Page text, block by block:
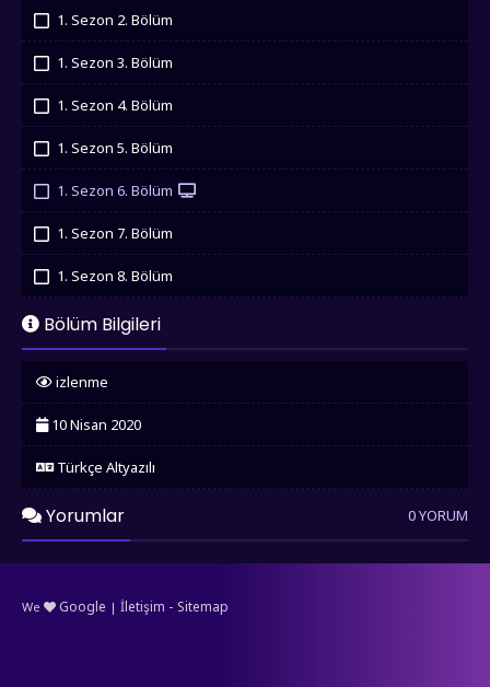
1. Sezon 2. Bölüm
1. Sezon 3. Bölüm
1. Sezon 4. Bölüm
1. Sezon 5. Bölüm
1. Sezon 6. Bölüm
1. Sezon 7. Bölüm
1. Sezon 8. Bölüm
Bölüm Bilgileri
izlenme
10 Nisan 2020
Türkçe Altyazılı
Yorumlar 0 YORUM
We Google | İletişim - Sitemap